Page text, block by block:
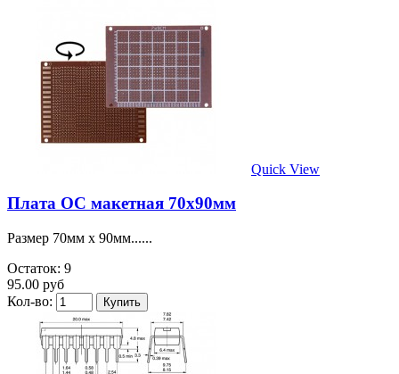
Quick View
Плата ОС макетная 70х90мм
Размер 70мм х 90мм......
Остаток: 9
95.00 руб
Кол-во: